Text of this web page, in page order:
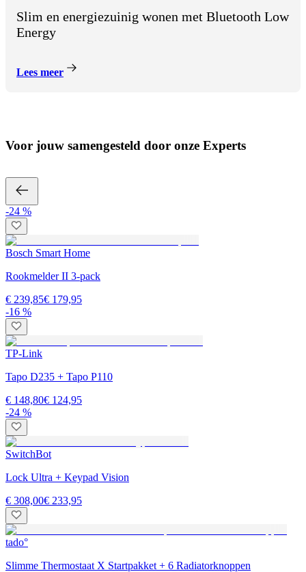
Slim en energiezuinig wonen met Bluetooth Low
Energy
Lees meer
Voor jouw samengesteld door onze Experts
-24 %
Bosch Smart Home
Rookmelder II 3-pack
€ 239,85€ 179,95
-16 %
TP-Link
Tapo D235 + Tapo P110
€ 148,80€ 124,95
-24 %
SwitchBot
Lock Ultra + Keypad Vision
€ 308,00€ 233,95
tado°
Slimme Thermostaat X Startpakket + 6 Radiatorknoppen